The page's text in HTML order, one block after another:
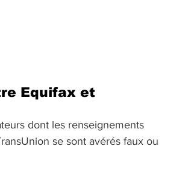
Equifax et
dont les renseignements
se sont avérés faux ou